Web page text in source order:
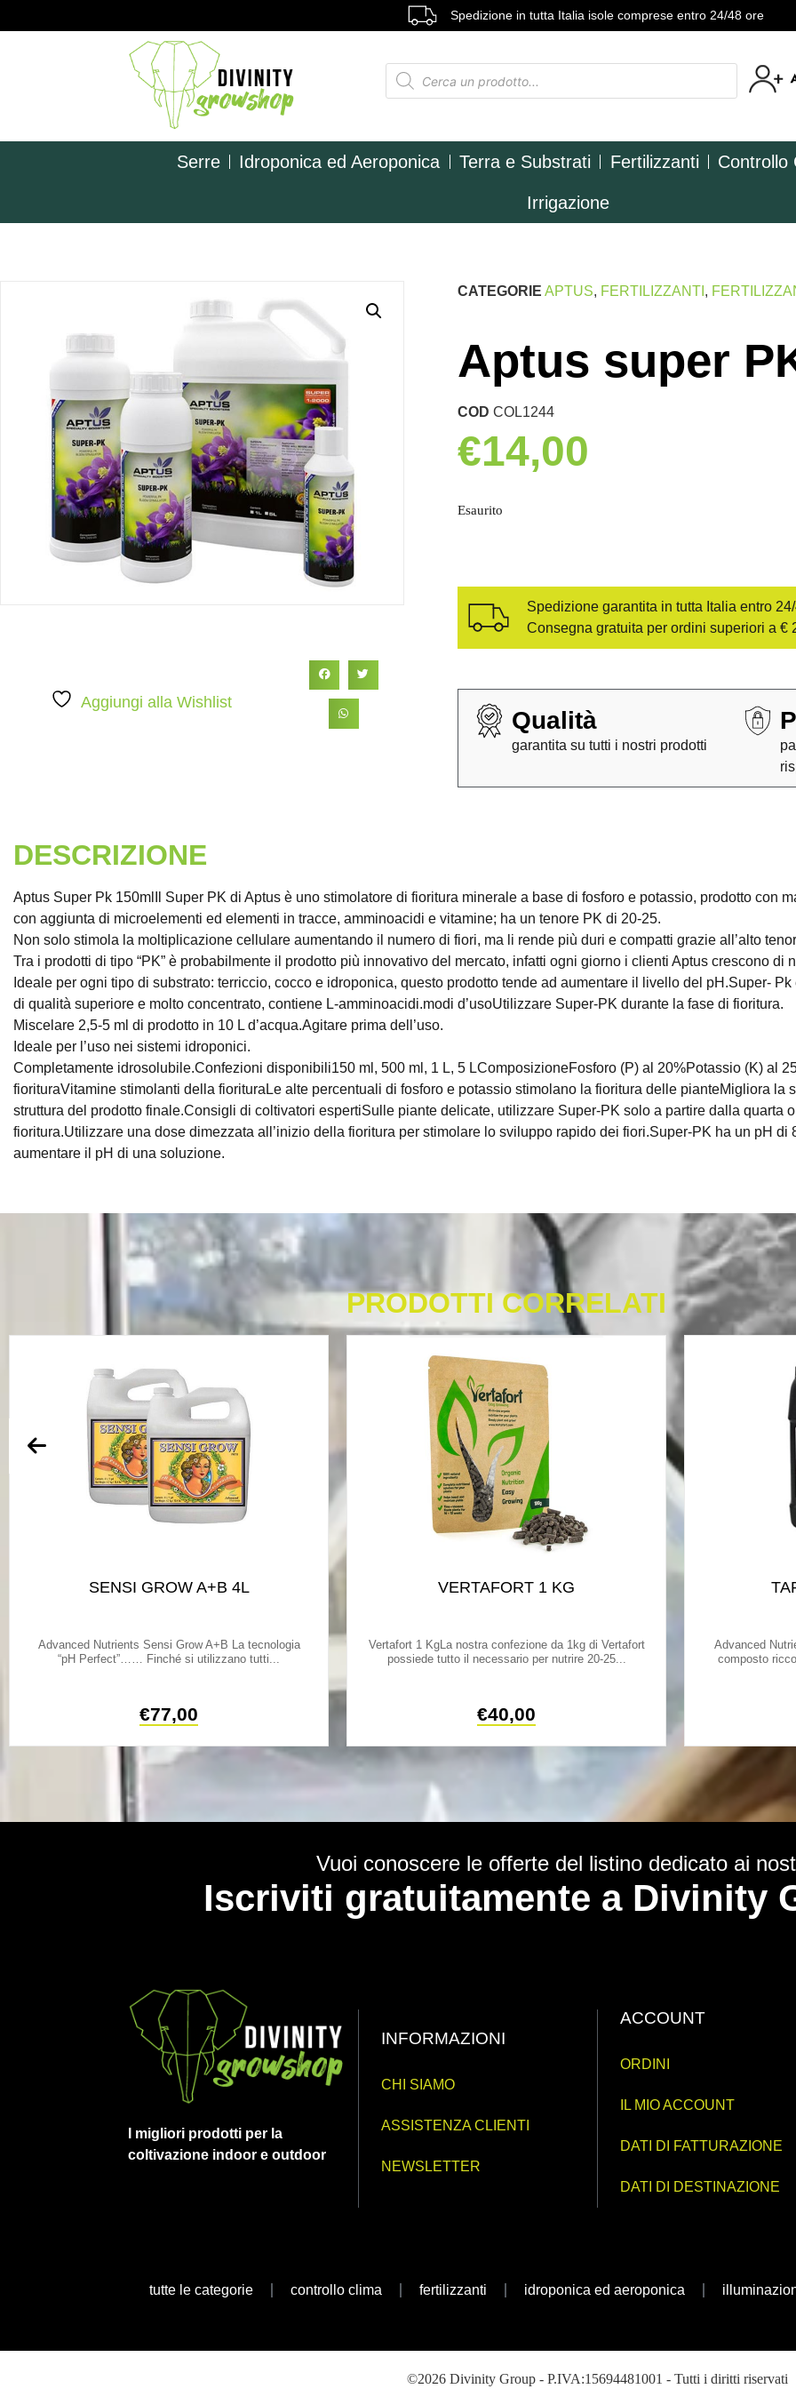
Spedizione in tutta Italia isole comprese entro 24/48 ore
Serre Idroponica ed Aeroponica Terra e Substrati Fertilizzanti Controllo
Irrigazione
Aggiungi alla Wishlist
CATEGORIE APTUS, FERTILIZZANTI ,
Aptus super
CODCOL1244
€14,00
Esaurito
Spedizione garantita in tutta Italia entro
Consegna gratuita per ordini superiori a €
Qualità
garantita su tutti i nostri prodotti
DESCRIZIONE
Aptus Super Pk 150mlIl Super PK di Aptus è uno stimolatore di fioritura minerale a base di fosforo e potassio, prodotto con
con aggiunta di microelementi ed elementi in tracce, amminoacidi e vitamine; ha un tenore PK di 20-25.
Non solo stimola la moltiplicazione cellulare aumentando il numero di fiori, ma li rende più duri e compatti grazie all’alto
Tra i prodotti di tipo “PK” è probabilmente il prodotto più innovativo del mercato, infatti ogni giorno i clienti Aptus crescono di
Ideale per ogni tipo di substrato: terriccio, cocco e idroponica, questo prodotto tende ad aumentare il livello del pH.Super-
di qualità superiore e molto concentrato, contiene L-amminoacidi.modi d’usoUtilizzare Super-PK durante la fase di fioritura.
Miscelare 2,5-5 ml di prodotto in 10 L d’acqua.Agitare prima dell’uso.
Ideale per l’uso nei sistemi idroponici.
Completamente idrosolubile.Confezioni disponibili150 ml, 500 ml, 1 L, 5 LComposizioneFosforo (P) al 20%Potassio (K) al
fiorituraVitamine stimolanti della fiorituraLe alte percentuali di fosforo e potassio stimolano la fioritura delle pianteMigliora la
struttura del prodotto finale.Consigli di coltivatori espertiSulle piante delicate, utilizzare Super-PK solo a partire dalla quarta
fioritura.Utilizzare una dose dimezzata all’inizio della fioritura per stimolare lo sviluppo rapido dei fiori.Super-PK ha un pH di
aumentare il pH di una soluzione.
PRODOTTI CORRELATI
SENSI GROW A+B 4L
Advanced Nutrients Sensi Grow A+B La tecnologia
“pH Perfect”…… Finché si utilizzano tutti...
€77,00
VERTAFORT 1 KG
Vertafort 1 KgLa nostra confezione da 1kg di Vertafort
possiede tutto il necessario per nutrire 20-25...
€40,00
Advanced
composto
Vuoi conoscere le offerte del listino dedicato ai
Iscriviti gratuitamente a Divinity
I migliori prodotti per la
coltivazione indoor e outdoor
INFORMAZIONI
CHI SIAMO
ASSISTENZA CLIENTI
NEWSLETTER
ACCOUNT
ORDINI
IL MIO ACCOUNT
DATI DI FATTURAZIONE
DATI DI DESTINAZIONE
tutte le categorie controllo clima fertilizzanti idroponica ed aeroponica
©2026 Divinity Group - P.IVA:15694481001 - Tutti i diritti riservati